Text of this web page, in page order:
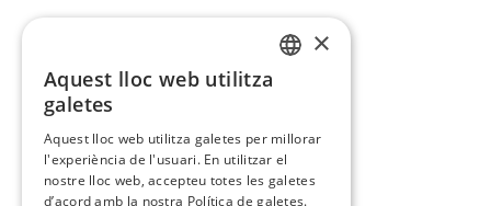
×
Aquest lloc web utilitza
galetes
Aquest lloc web utilitza galetes per millorar
l'experiència de l'usuari. En utilitzar el
nostre lloc web, accepteu totes les galetes
d’acord amb la nostra Política de galetes.